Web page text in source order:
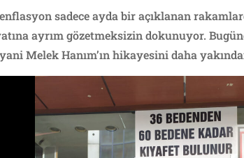
sadece ayda bir açıklanan
ayrım gözetmeksizin dokunuyor.
Melek Hanım’ın hikayesini daha